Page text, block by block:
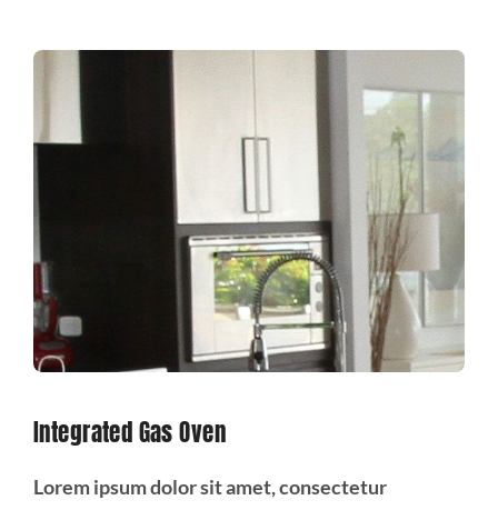
Integrated Gas Oven
Lorem ipsum dolor sit amet, consectetur